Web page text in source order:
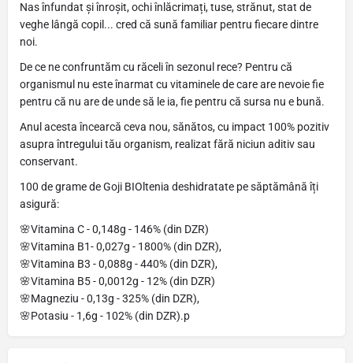
Nas înfundat și înroșit, ochi înlăcrimați, tuse, strănut, stat de
veghe lângă copil... cred că sună familiar pentru fiecare dintre
noi.
De ce ne confruntăm cu răceli în sezonul rece? Pentru că
organismul nu este înarmat cu vitaminele de care are nevoie fie
pentru că nu are de unde să le ia, fie pentru că sursa nu e bună.
Anul acesta încearcă ceva nou, sănătos, cu impact 100% pozitiv
asupra întregului tău organism, realizat fără niciun aditiv sau
conservant.
100 de grame de Goji BIOltenia deshidratate pe săptămână îți
asigură:
🌸Vitamina C - 0,148g - 146% (din DZR)
🌸Vitamina B1- 0,027g - 1800% (din DZR),
🌸Vitamina B3 - 0,088g - 440% (din DZR),
🌸Vitamina B5 - 0,0012g - 12% (din DZR)
🌸Magneziu - 0,13g - 325% (din DZR),
🌸Potasiu - 1,6g - 102% (din DZR).p